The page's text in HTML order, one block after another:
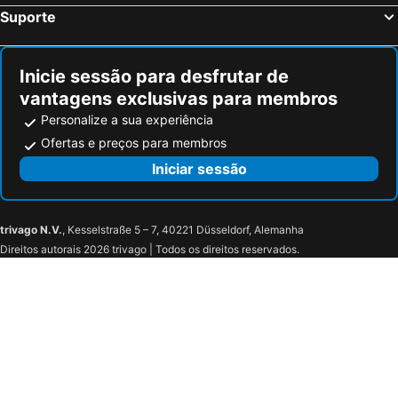
B&B Gisira
Relais Anfitheatro
B&B Giuseppe Verdi
Harmony Station
Fiumefreddo di Sicilia, bed and breakfasts
Biancavilla, bed and breakfasts
Novara di Sicilia, bed and breakfasts
Suporte
Inicie sessão para desfrutar de
vantagens exclusivas para membros
Personalize a sua experiência
Ofertas e preços para membros
Iniciar sessão
trivago N.V., Kesselstraße 5 – 7, 40221 Düsseldorf, Alemanha
Direitos autorais 2026 trivago | Todos os direitos reservados.